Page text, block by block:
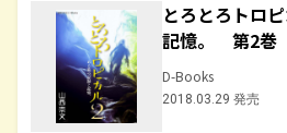
とろとろトロ
記憶。 第2巻
D-Books
2018.03.29 発売